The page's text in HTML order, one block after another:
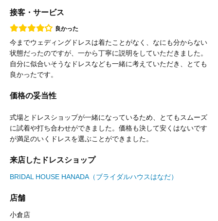
接客・サービス
良かった
今までウェディングドレスは着たことがなく、なにも分からない
状態だったのですが、一から丁寧に説明をしていただきました。
自分に似合いそうなドレスなども一緒に考えていただき、とても
良かったです。
価格の妥当性
式場とドレスショップが一緒になっているため、とてもスムーズ
に試着や打ち合わせができました。価格も決して安くはないです
が満足のいくドレスを選ぶことができました。
来店したドレスショップ
BRIDAL HOUSE HANADA（ブライダルハウスはなだ）
店舗
小倉店